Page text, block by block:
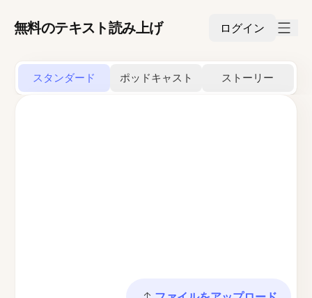
無料のテキスト読み上げ ログイン
スタンダード ポッドキャスト ストーリー